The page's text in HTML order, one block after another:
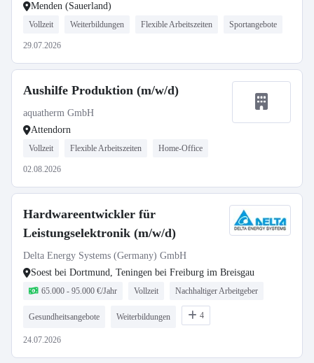
Menden (Sauerland)
Vollzeit Weiterbildungen Flexible Arbeitszeiten Sportangebote
29.07.2026
Aushilfe Produktion (m/w/d)
aquatherm GmbH
Attendorn
Vollzeit Flexible Arbeitszeiten Home-Office
02.08.2026
Hardwareentwickler für
Leistungselektronik (m/w/d)
Delta Energy Systems (Germany) GmbH
Soest bei Dortmund, Teningen bei Freiburg im Breisgau
65.000 - 95.000 €/Jahr Vollzeit Nachhaltiger Arbeitgeber
Gesundheitsangebote Weiterbildungen 4
24.07.2026